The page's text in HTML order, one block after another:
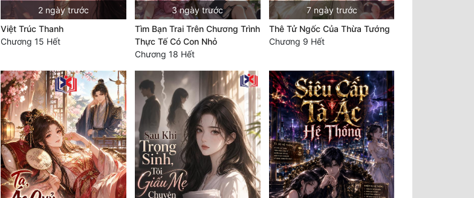
2 ngày trước
Việt Trúc Thanh
Chương 15 Hết
3 ngày trước
Tìm Bạn Trai Trên Chương Trình
Thực Tế Có Con Nhỏ
Chương 18 Hết
7 ngày trước
Thê Tử Ngốc Của Thừa Tướng
Chương 9 Hết